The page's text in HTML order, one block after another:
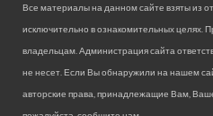
Все материалы на данном сайте взяты из
исключительно в ознакомительных целях.
владельцам. Администрация сайта
не несет. Если Вы обнаружили на нашем
авторские права, принадлежащие Вам,